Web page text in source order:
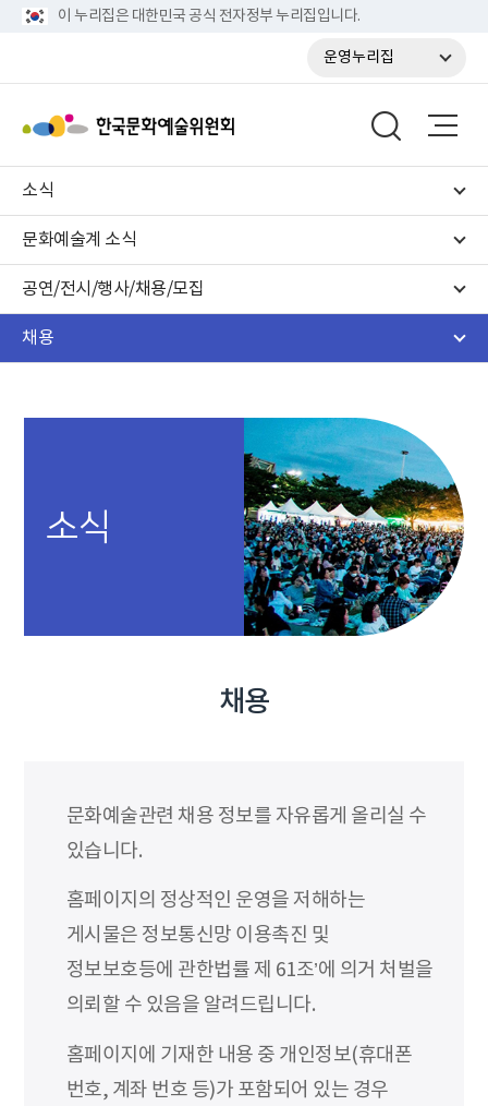
이 누리집은 대한민국 공식 전자정부 누리집입니다.
운영누리집
소식
문화예술계 소식
공연/전시/행사/채용/모집
채용
소식
채용
문화예술관련 채용 정보를 자유롭게 올리실 수
있습니다.
홈페이지의 정상적인 운영을 저해하는
게시물은 정보통신망 이용촉진 및
정보보호등에 관한법률 제 61조’에 의거 처벌을
의뢰할 수 있음을 알려드립니다.
홈페이지에 기재한 내용 중 개인정보(휴대폰
번호, 계좌 번호 등)가 포함되어 있는 경우